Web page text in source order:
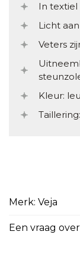
In textiel
Licht
Veters
Kleur:
Taillering:
Merk: Veja
Een vraag